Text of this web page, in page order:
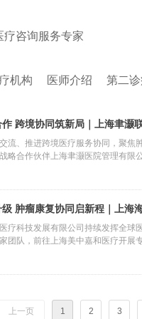
机构 医师介绍 第二
疗咨询服务专家
跨境协同筑新局｜上海聿灏
流、推进跨境医疗服务协同，聚
略合作伙伴上海聿灏医院管理有
肿瘤康复协同启新程｜上海
疗科技发展有限公司持续发挥全
团队，前往上海美中嘉和医疗开
上一页 1 2 3